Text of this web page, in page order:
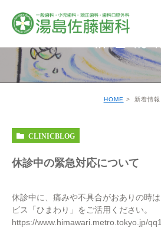
HOME 新着情報
CLINICBLOG
休診中の緊急対応について
休診中に、痛みや不具合がおありの時
ビス「ひまわり」をご活用ください。
https://www.himawari.metro.tokyo.jp/